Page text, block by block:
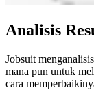
Analisis
Jobsuit
mana pun untuk
cara